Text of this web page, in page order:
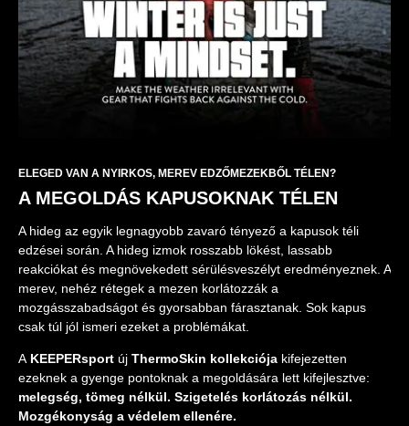
ELEGED VAN A NYIRKOS, MEREV EDZŐMEZEKBŐL TÉLEN?
A MEGOLDÁS KAPUSOKNAK TÉLEN
A hideg az egyik legnagyobb zavaró tényező a kapusok téli
edzései során. A hideg izmok rosszabb lökést, lassabb
reakciókat és megnövekedett sérülésveszélyt eredményeznek. A
merev, nehéz rétegek a mezen korlátozzák a
mozgásszabadságot és gyorsabban fárasztanak. Sok kapus
csak túl jól ismeri ezeket a problémákat.
A KEEPERsport új ThermoSkin kollekciója kifejezetten
ezeknek a gyenge pontoknak a megoldására lett kifejlesztve:
melegség, tömeg nélkül. Szigetelés korlátozás nélkül.
Mozgékonyság a védelem ellenére.